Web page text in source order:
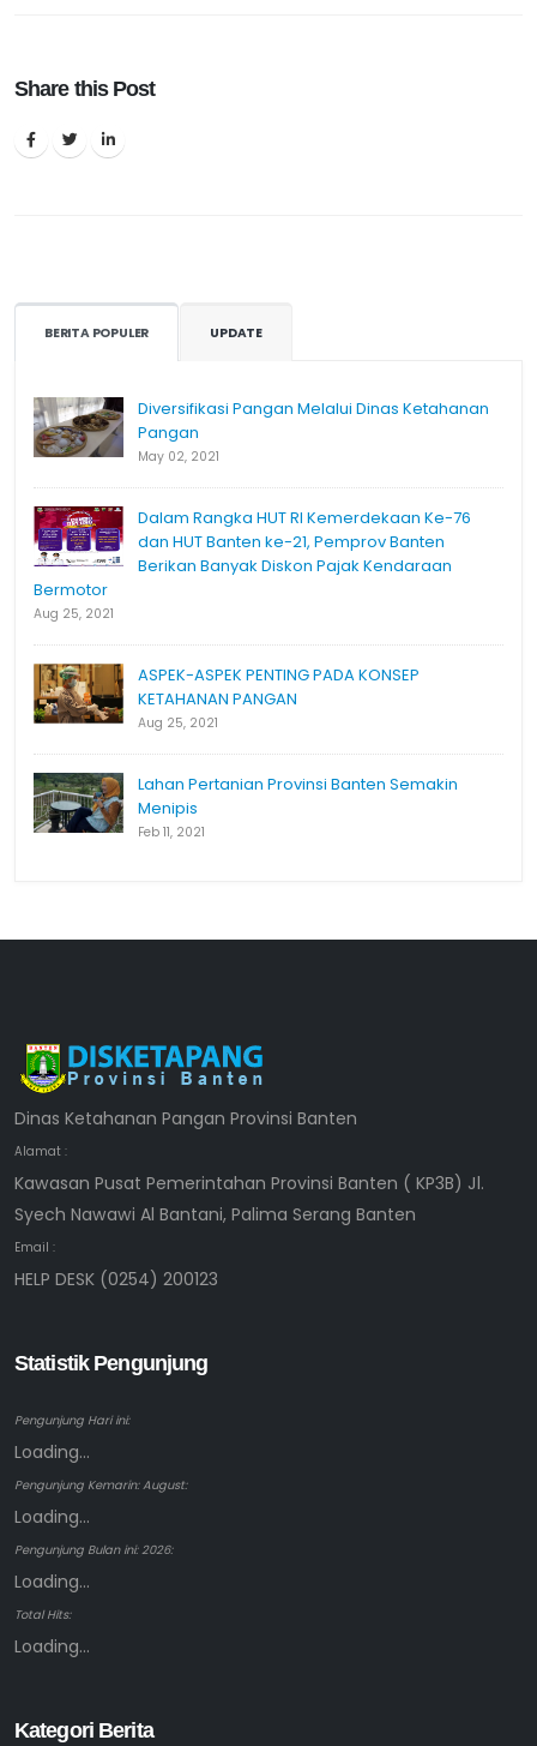
Share this Post
BERITA POPULER UPDATE
Diversifikasi Pangan Melalui Dinas Ketahanan
Pangan
May 02, 2021
Dalam Rangka HUT RI Kemerdekaan Ke-76
dan HUT Banten ke-21, Pemprov Banten
Berikan Banyak Diskon Pajak Kendaraan
Bermotor
Aug 25, 2021
ASPEK-ASPEK PENTING PADA KONSEP
KETAHANAN PANGAN
Aug 25, 2021
Lahan Pertanian Provinsi Banten Semakin
Menipis
Feb 11, 2021
Dinas Ketahanan Pangan Provinsi Banten
Alamat :
Kawasan Pusat Pemerintahan Provinsi Banten ( KP3B) Jl.
Syech Nawawi Al Bantani, Palima Serang Banten
Email :
HELP DESK (0254) 200123
Statistik Pengunjung
Pengunjung Hari ini:
Loading...
Pengunjung Kemarin: August:
Loading...
Pengunjung Bulan ini: 2026:
Loading...
Total Hits:
Loading...
Kategori Berita